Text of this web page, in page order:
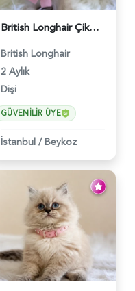
British Longhair Çikolata Nadir Renk Göz Kamaştırıcı - 6117
British Longhair
2 Aylık
Dişi
GÜVENILIR ÜYE
İstanbul / Beykoz